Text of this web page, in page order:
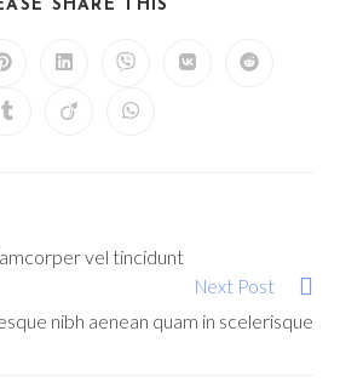
SHARE THIS
vel tincidunt
Next Post
nibh aenean quam in scelerisque